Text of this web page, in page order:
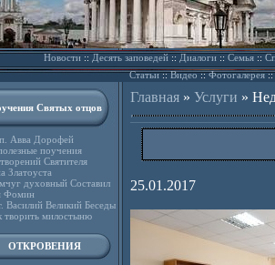
Новости::Десять заповедей::Диалоги::Семья::
Статьи::Видео ::Фотогалерея::
Святых отцов
Авва Дорофей
поучения
Святителя
Златоуста
духовный Составил
Фомин
Василий Великий Беседы
творить милостыню
ОТКРОВЕНИЯ
Главная» Услуги »
25.01.2017